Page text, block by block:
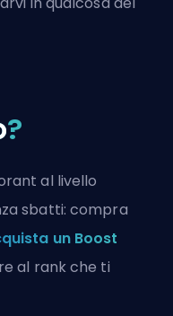
?
al livello
sbatti: compra
un Boost
al rank che ti